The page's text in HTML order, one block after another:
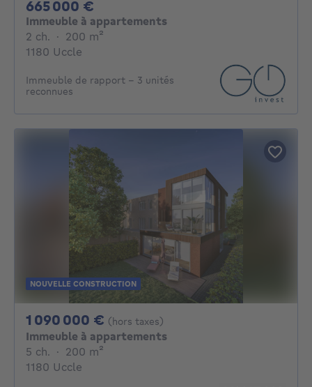
665 000 €
Immeuble à appartements
2 ch. 2 chambres
· 200 m²
1180 Uccle
Immeuble de rapport – 3 unités
reconnues
NOUVELLE CONSTRUCTION
1 090 000 € 1090000€
(hors taxes)
Immeuble à appartements
5 ch. 5 chambres
· 200 m²
1180 Uccle